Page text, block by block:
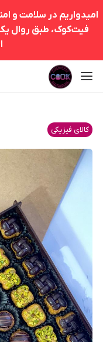
امیدواریم در سلامت و
فیت‌کوک، طبق روال
کالای فیزیکی